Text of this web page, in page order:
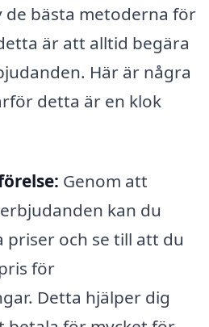
de bästa metoderna för
är att alltid begära
Här är några
detta är en klok
Genom att
kan du
priser och se till att du
för
Detta hjälper dig